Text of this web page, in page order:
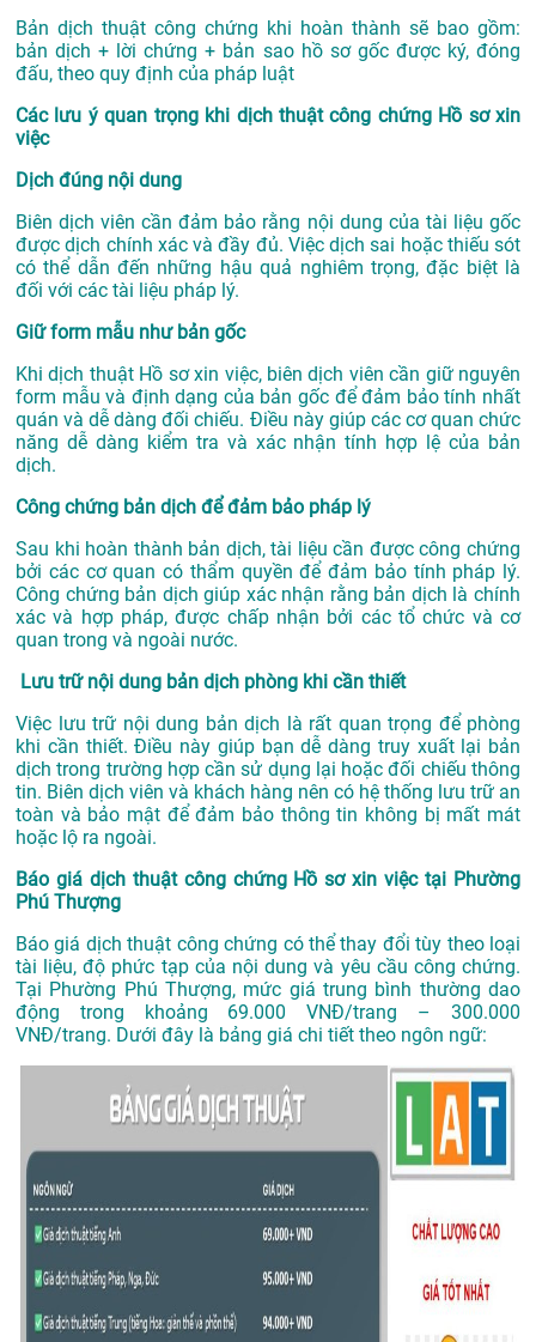
Bản dịch thuật công chứng khi hoàn thành sẽ bao gồm:
bản dịch + lời chứng + bản sao hồ sơ gốc được ký, đóng
đấu, theo quy định của pháp luật
Các lưu ý quan trọng khi dịch thuật công chứng Hồ sơ xin
việc
Dịch đúng nội dung
Biên dịch viên cần đảm bảo rằng nội dung của tài liệu gốc
được dịch chính xác và đầy đủ. Việc dịch sai hoặc thiếu sót
có thể dẫn đến những hậu quả nghiêm trọng, đặc biệt là
đối với các tài liệu pháp lý.
Giữ form mẫu như bản gốc
Khi dịch thuật Hồ sơ xin việc, biên dịch viên cần giữ nguyên
form mẫu và định dạng của bản gốc để đảm bảo tính nhất
quán và dễ dàng đối chiếu. Điều này giúp các cơ quan chức
năng dễ dàng kiểm tra và xác nhận tính hợp lệ của bản
dịch.
Công chứng bản dịch để đảm bảo pháp lý
Sau khi hoàn thành bản dịch, tài liệu cần được công chứng
bởi các cơ quan có thẩm quyền để đảm bảo tính pháp lý.
Công chứng bản dịch giúp xác nhận rằng bản dịch là chính
xác và hợp pháp, được chấp nhận bởi các tổ chức và cơ
quan trong và ngoài nước.
Lưu trữ nội dung bản dịch phòng khi cần thiết
Việc lưu trữ nội dung bản dịch là rất quan trọng để phòng
khi cần thiết. Điều này giúp bạn dễ dàng truy xuất lại bản
dịch trong trường hợp cần sử dụng lại hoặc đối chiếu thông
tin. Biên dịch viên và khách hàng nên có hệ thống lưu trữ an
toàn và bảo mật để đảm bảo thông tin không bị mất mát
hoặc lộ ra ngoài.
Báo giá dịch thuật công chứng Hồ sơ xin việc tại Phường
Phú Thượng
Báo giá dịch thuật công chứng có thể thay đổi tùy theo loại
tài liệu, độ phức tạp của nội dung và yêu cầu công chứng.
Tại Phường Phú Thượng, mức giá trung bình thường dao
động trong khoảng 69.000 VNĐ/trang – 300.000
VNĐ/trang. Dưới đây là bảng giá chi tiết theo ngôn ngữ: